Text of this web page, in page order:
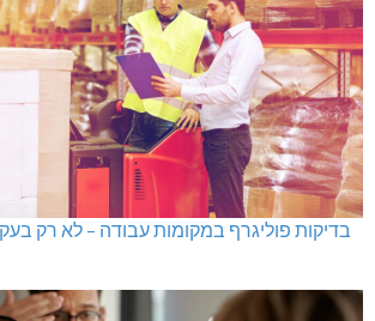
בדיקות פוליגרף במקומות עבודה – לא רק